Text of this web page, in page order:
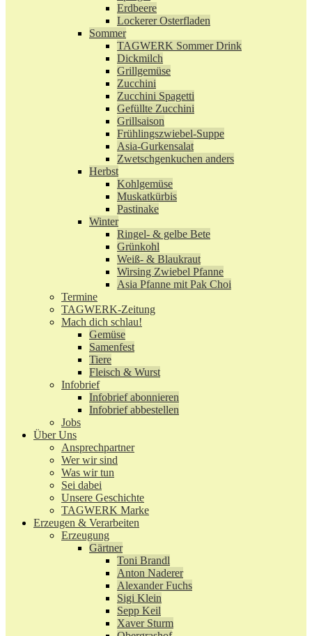
Erdbeere
Lockerer Osterfladen
Sommer
TAGWERK Sommer Drink
Dickmilch
Grillgemüse
Zucchini
Zucchini Spagetti
Gefüllte Zucchini
Grillsaison
Frühlingszwiebel-Suppe
Asia-Gurkensalat
Zwetschgenkuchen anders
Herbst
Kohlgemüse
Muskatkürbis
Pastinake
Winter
Ringel- & gelbe Bete
Grünkohl
Weiß- & Blaukraut
Wirsing Zwiebel Pfanne
Asia Pfanne mit Pak Choi
Termine
TAGWERK-Zeitung
Mach dich schlau!
Gemüse
Samenfest
Tiere
Fleisch & Wurst
Infobrief
Infobrief abonnieren
Infobrief abbestellen
Jobs
Über Uns
Ansprechpartner
Wer wir sind
Was wir tun
Sei dabei
Unsere Geschichte
TAGWERK Marke
Erzeugen & Verarbeiten
Erzeugung
Gärtner
Toni Brandl
Anton Naderer
Alexander Fuchs
Sigi Klein
Sepp Keil
Xaver Sturm